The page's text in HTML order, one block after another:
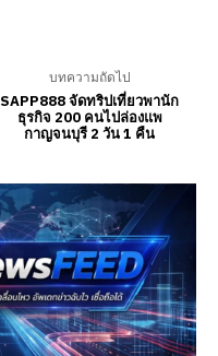
บทความถัดไป
SAPP888 จัดทริปเที่ยวพานัก
ธุรกิจ 200 คนไปล่องแพ
กาญจนบุรี 2 วัน 1 คืน